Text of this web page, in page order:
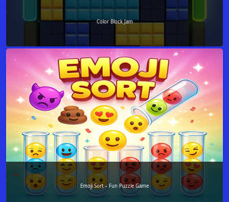
Color Block Jam
Emoji Sort – Fun Puzzle Game